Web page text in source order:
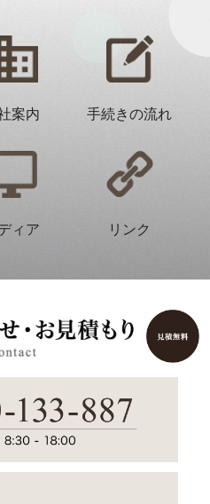
案内 手続きの流れ
ィア リンク